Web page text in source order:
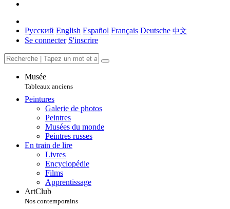
Русский English Español Français Deutsche 中文
Se connecter S'inscrire
Musée
Tableaux anciens
Peintures
Galerie de photos
Peintres
Musées du monde
Peintres russes
En train de lire
Livres
Encyclopédie
Films
Apprentissage
ArtClub
Nos contemporains